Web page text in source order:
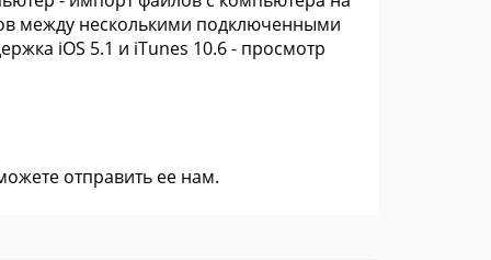
между несколькими подключенными
iOS 5.1 и iTunes 10.6 - просмотр
отправить ее нам.